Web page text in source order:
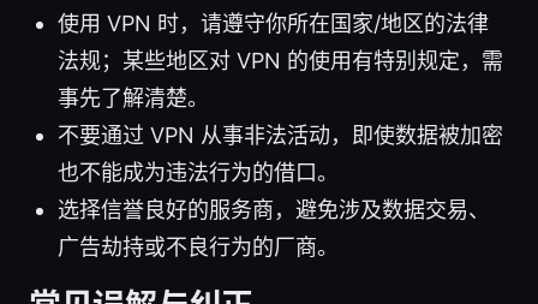
使用 VPN 时，请遵守你所在国家/地区的法律
法规；某些地区对 VPN 的使用有特别规定，需
事先了解清楚。
不要通过 VPN 从事非法活动，即使数据被加密
也不能成为违法行为的借口。
选择信誉良好的服务商，避免涉及数据交易、
广告劫持或不良行为的厂商。